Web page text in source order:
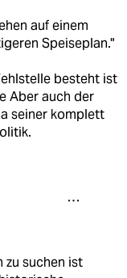
auf einem
Speiseplan."
besteht ist
Aber auch der
seiner komplett
zu suchen ist